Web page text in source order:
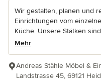
Wir gestalten, planen und
Einrichtungen vom
Küche. Unsere Stätken
Mehr
Andreas Stähle Möbel &
Landstrasse 45, 69121